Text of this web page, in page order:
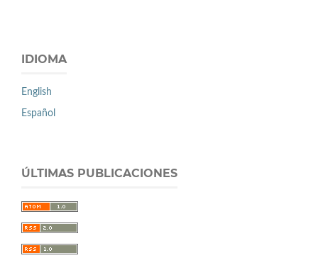
IDIOMA
English
Español
ÚLTIMAS PUBLICACIONES